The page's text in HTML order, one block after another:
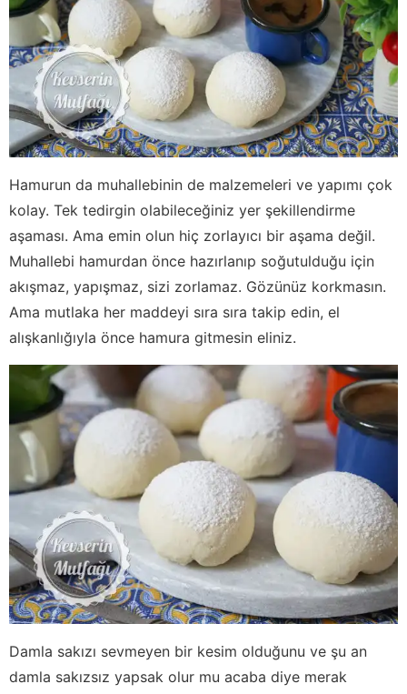
Hamurun da muhallebinin de malzemeleri ve yapımı çok
kolay. Tek tedirgin olabileceğiniz yer şekillendirme
aşaması. Ama emin olun hiç zorlayıcı bir aşama değil.
Muhallebi hamurdan önce hazırlanıp soğutulduğu için
akışmaz, yapışmaz, sizi zorlamaz. Gözünüz korkmasın.
Ama mutlaka her maddeyi sıra sıra takip edin, el
alışkanlığıyla önce hamura gitmesin eliniz.
Damla sakızı sevmeyen bir kesim olduğunu ve şu an
damla sakızsız yapsak olur mu acaba diye merak